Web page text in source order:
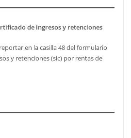
de ingresos y retenciones
en la casilla 48 del formulario
y retenciones (sic) por rentas de